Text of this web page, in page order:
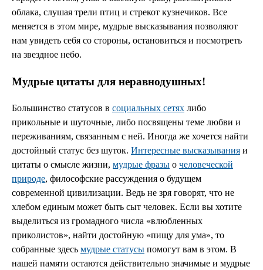
облака, слушая трели птиц и стрекот кузнечиков. Все
меняется в этом мире, мудрые высказывания позволяют
нам увидеть себя со стороны, остановиться и посмотреть
на звездное небо.
Мудрые цитаты для неравнодушных!
Большинство статусов в социальных сетях либо
прикольные и шуточные, либо посвящены теме любви и
переживаниям, связанным с ней. Иногда же хочется найти
достойный статус без шуток. Интересные высказывания и
цитаты о смысле жизни, мудрые фразы о человеческой
природе, философские рассуждения о будущем
современной цивилизации. Ведь не зря говорят, что не
хлебом единым может быть сыт человек. Если вы хотите
выделиться из громадного числа «влюбленных
приколистов», найти достойную «пищу для ума», то
собранные здесь мудрые статусы помогут вам в этом. В
нашей памяти остаются действительно значимые и мудрые